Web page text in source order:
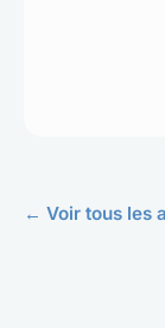
← Voir tous les